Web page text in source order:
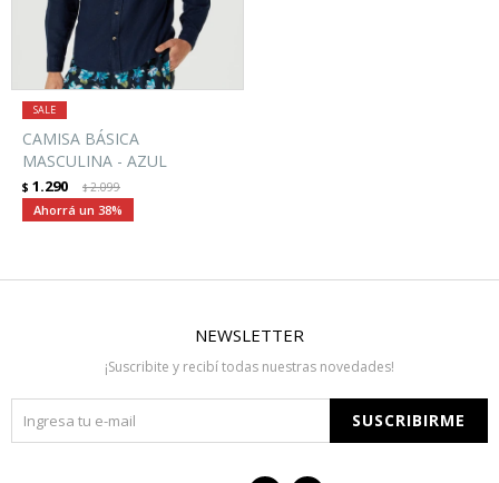
CAMISA BÁSICA
MASCULINA - AZUL
$ 1.290 $2.099
38
NEWSLETTER
¡Suscribite y recibí todas nuestras novedades!
SUSCRIBIRME